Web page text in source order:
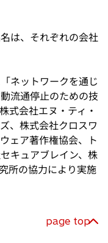
は、それぞれの会社
ネットワークを通じ
流通停止のための技
式会社エヌ・ティ・
、株式会社クロスワ
ェア著作権協会、ト
キュアブレイン、株
所の協力により実施
page top